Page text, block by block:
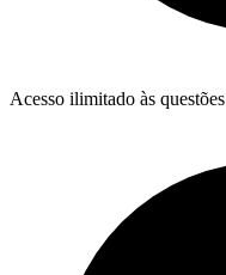
Acesso ilimitado às questões